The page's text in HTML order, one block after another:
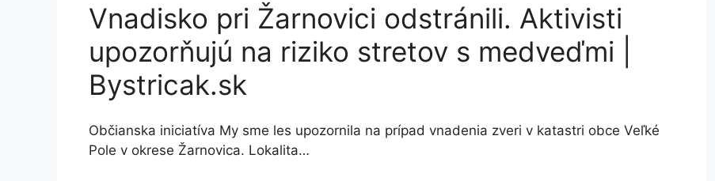
Vnadisko pri Žarnovici odstránili. Aktivisti
upozorňujú na riziko stretov s medveďmi |
Bystricak.sk
Občianska iniciatíva My sme les upozornila na prípad vnadenia zveri v katastri obce Veľké
Pole v okrese Žarnovica. Lokalita…